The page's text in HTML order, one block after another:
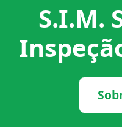
S.I.M.